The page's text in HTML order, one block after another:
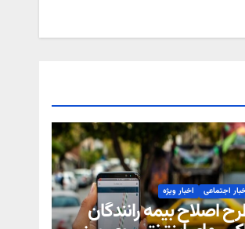
اجتماعی اخبار ویژه
اصلاح بیمه رانندگان